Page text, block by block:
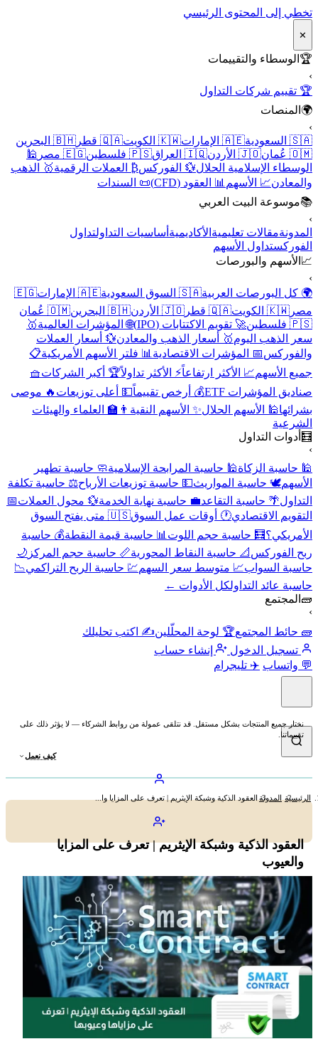
تخطي إلى المحتوى الرئيسي
✕
🏆 الوسطاء والتقييمات
›
🏆 تقييم شركات التداول
🌍 المنصات
›
🇸🇦 السعودية
🇦🇪 الإمارات 🇰🇼 الكويت 🇶🇦 قطر
🇧🇭 البحرين
🇴🇲 عُمان
🇯🇴 الأردن 🇮🇶 العراق 🇵🇸 فلسطين 🇪🇬 مصر
🕌
الوسطاء الإسلامية الحلال💱 الفوركس₿ العملات الرقمية🥇 الذهب
والمعادن📈 الأسهم 📊 العقود (CFD)
📜 السندات
📚موسوعة البيت العربي
›
المدونةمقالات تعليمية الأكاديمية أساسيات التداولتداول
الفوركستداول الأسهم
📈 الأسهم والبورصات
›
🌍 كل البورصات العربية🇸🇦 السوق السعودية 🇦🇪 الإمارات
🇪🇬
مصر 🇰🇼 الكويت 🇶🇦 قطر 🇯🇴 الأردن 🇧🇭 البحرين
🇴🇲 عُمان
🇵🇸 فلسطين
🚀 تقويم الاكتتابات (IPO) 🌐 المؤشرات العالمية🥇
سعر الذهب اليوم🥇 أسعار الذهب والمعادن💱 أسعار العملات
والفوركس📅 المؤشرات الاقتصادية 📊 فلتر الأسهم الأمريكية📋
جميع الأسهم📈 الأكثر ارتفاعاً⚡ الأكثر تداولاً🏆 أكبر الشركات🧺
صناديق المؤشرات ETF
💰 أرخص تقييماً💵 أعلى توزيعات 🔥 موصى
بشرائها🕌 الأسهم الحلال✨ الأسهم النقية 👨‍🏫 العلماء والهيئات
الشرعية
🧮 أدوات التداول
›
🕌 حاسبة الزكاة🕌 حاسبة المرابحة الإسلامية🧼 حاسبة تطهير
الأسهم🕊️ حاسبة المواريث💵 حاسبة توزيعات الأرباح⚖️ حاسبة تكلفة
التداول🌴 حاسبة التقاعد💼 حاسبة نهاية الخدمة💱 محول العملات📅
التقويم الاقتصادي🕐 أوقات عمل السوق
🇺🇸 متى يفتح السوق
الأمريكي؟🧮 حاسبة حجم اللوت 📊 حاسبة قيمة النقطة💰 حاسبة
ربح الفوركس 📐 حاسبة النقاط المحورية📏 حاسبة حجم المركز 🌙
حاسبة السواب📈 متوسط سعر السهم💹 حاسبة الربح التراكمي📉
حاسبة عائد التداولكل الأدوات ←
🧱 المجتمع
›
🧱 حائط المجتمع🏆 لوحة المحلّلين✍️ اكتب تحليلك
تسجيل الدخول
إنشاء حساب
💬 واتساب ✈️ تليجرام
نختار جميع المنتجات بشكل مستقل. قد نتلقى عمولة من روابط الشركاء — لا يؤثر ذلك على
تقييماتنا.
كيف نعمل
الرئيسية المدونة العقود الذكية وشبكة الإيثريم | تعرف على المزايا وا...
العقود الذكية وشبكة الإيثريم | تعرف على المزايا
والعيوب